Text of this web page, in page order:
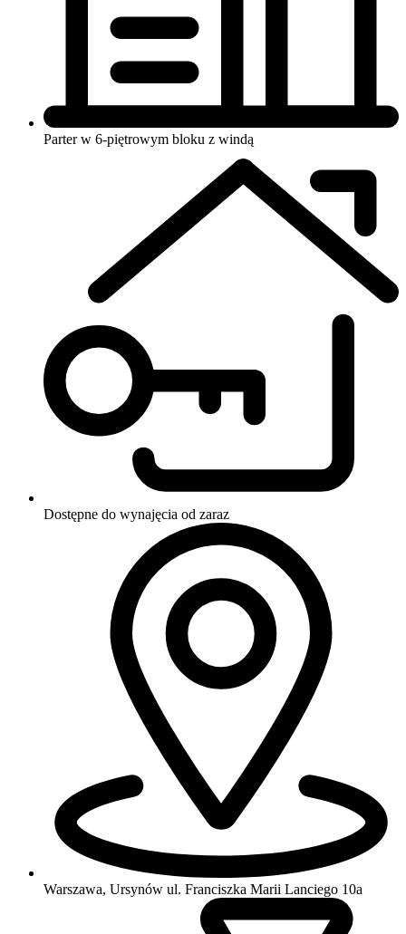
Parter w 6-piętrowym bloku z windą
Dostępne do wynajęcia od zaraz
Warszawa, Ursynów ul. Franciszka Marii Lanciego 10a